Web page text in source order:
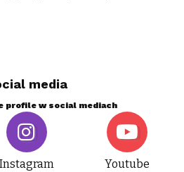
media
profile w social mediach
Instagram Youtube